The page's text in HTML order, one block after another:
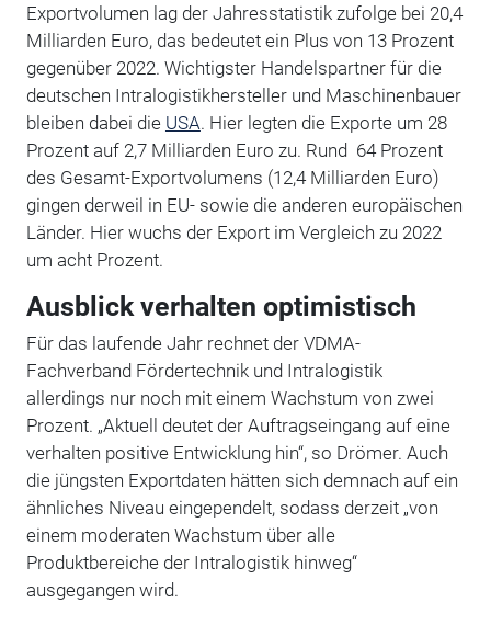
Exportvolumen lag der Jahresstatistik zufolge bei 20,4
Milliarden Euro, das bedeutet ein Plus von 13 Prozent
gegenüber 2022. Wichtigster Handelspartner für die
deutschen Intralogistikhersteller und Maschinenbauer
bleiben dabei die USA. Hier legten die Exporte um 28
Prozent auf 2,7 Milliarden Euro zu. Rund 64 Prozent
des Gesamt-Exportvolumens (12,4 Milliarden Euro)
gingen derweil in EU- sowie die anderen europäischen
Länder. Hier wuchs der Export im Vergleich zu 2022
um acht Prozent.
Ausblick verhalten optimistisch
Für das laufende Jahr rechnet der VDMA-
Fachverband Fördertechnik und Intralogistik
allerdings nur noch mit einem Wachstum von zwei
Prozent. „Aktuell deutet der Auftragseingang auf eine
verhalten positive Entwicklung hin“, so Drömer. Auch
die jüngsten Exportdaten hätten sich demnach auf ein
ähnliches Niveau eingependelt, sodass derzeit „von
einem moderaten Wachstum über alle
Produktbereiche der Intralogistik hinweg“
ausgegangen wird.